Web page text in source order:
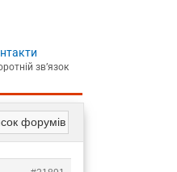
форумів